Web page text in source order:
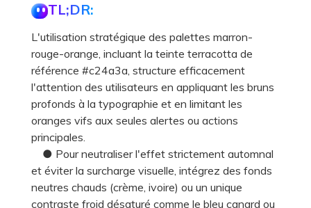
TL;DR:
L'utilisation stratégique des palettes marron-
rouge-orange, incluant la teinte terracotta de
référence #c24a3a, structure efficacement
l'attention des utilisateurs en appliquant les bruns
profonds à la typographie et en limitant les
oranges vifs aux seules alertes ou actions
principales.
● Pour neutraliser l'effet strictement automnal
et éviter la surcharge visuelle, intégrez des fonds
neutres chauds (crème, ivoire) ou un unique
contraste froid désaturé comme le bleu canard ou